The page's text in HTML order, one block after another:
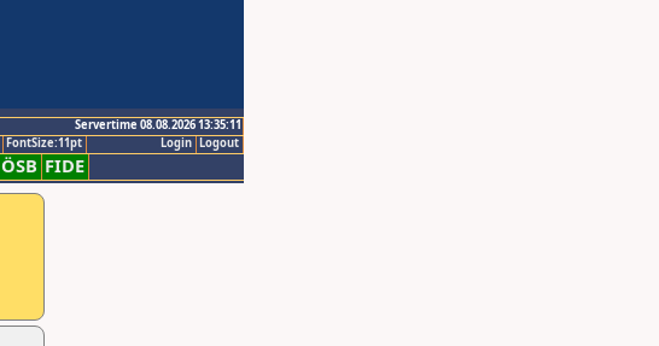
Servertime 08.08.2026 13:35:11
Logout
Login
FontSize:11pt
ÖSB FIDE